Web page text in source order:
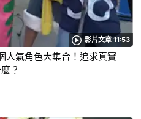
影片文章 11:53
人氣角色大集合！追求真實
？